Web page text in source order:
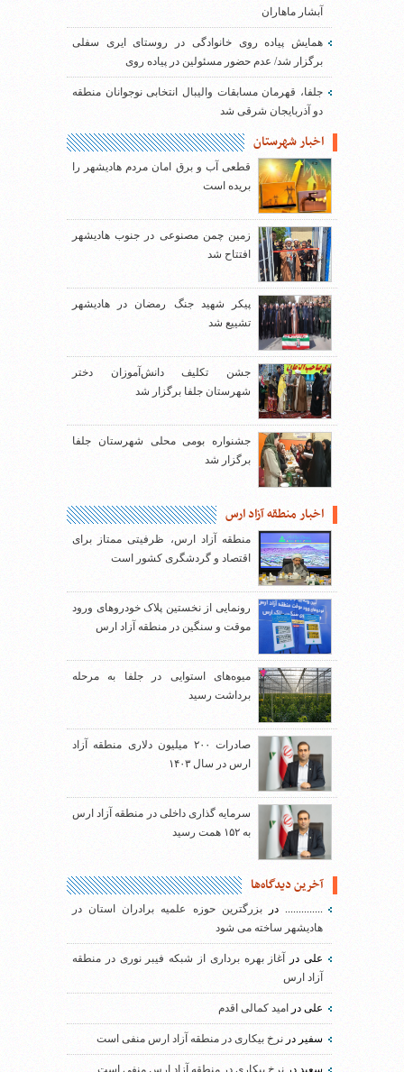
آبشار ماهاران
همایش پیاده روی خانوادگی در روستای ایری سفلی
برگزار شد/ عدم حضور مسئولین در پیاده روی
جلفا، قهرمان مسابقات والیبال انتخابی نوجوانان منطقه
دو آذربایجان شرقی شد
اخبار شهرستان
قطعی آب و برق امان مردم هادیشهر را
بریده است
زمین چمن مصنوعی در جنوب هادیشهر
افتتاح شد
پیکر شهید جنگ رمضان در هادیشهر
تشییع شد
جشن تکلیف دانش‌آموزان دختر
شهرستان جلفا برگزار شد
جشنواره بومی محلی شهرستان جلفا
برگزار شد
اخبار منطقه آزاد ارس
منطقه آزاد ارس، ظرفیتی ممتاز برای
اقتصاد و گردشگری کشور است
رونمایی از نخستین پلاک خودروهای ورود
موقت و سنگین در منطقه آزاد ارس
میوه‌های استوایی در جلفا به مرحله
برداشت رسید
صادرات ۲۰۰ میلیون دلاری منطقه آزاد
ارس در سال ۱۴۰۳
سرمایه گذاری داخلی در منطقه آزاد ارس
به ۱۵۲ همت رسید
آخرین دیدگاه‌ها
..............دربزرگترین حوزه علمیه برادران استان در
هادیشهر ساخته می شود
علیدر
آغاز بهره برداری از شبکه فیبر نوری در منطقه
آزاد ارس
علی در امید کمالی اقدم
سفیر در نرخ بیکاری در منطقه آزاد ارس منفی است
سعید در نرخ بیکاری در منطقه آزاد ارس منفی است